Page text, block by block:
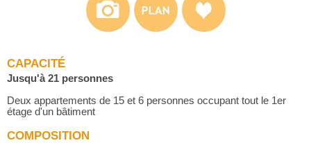
CAPACITÉ
Jusqu'à 21 personnes
Deux appartements de 15 et 6 personnes occupant tout le 1er
étage d'un bâtiment
COMPOSITION